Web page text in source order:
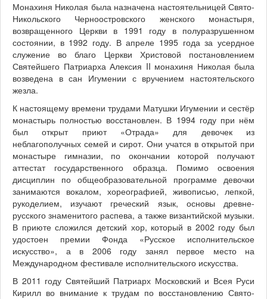
Монахиня Николая была назначена настоятельницей Свято-
Никольского Черноостровского женского монастыря,
возвращенного Церкви в 1991 году в полуразрушенном
состоянии, в 1992 году. В апреле 1995 года за усердное
служение во благо Церкви Христовой постановлением
Святейшего Патриарха Алексия II монахиня Николая была
возведена в сан Игумении с вручением настоятельского
жезла.
К настоящему времени трудами Матушки Игумении и сестёр
монастырь полностью восстановлен. В 1994 году при нём
был открыт приют «Отрада» для девочек из
неблагополучных семей и сирот. Они учатся в открытой при
монастыре гимназии, по окончании которой получают
аттестат государственного образца. Помимо освоения
дисциплин по общеобразовательной программе девочки
занимаются вокалом, хореографией, живописью, лепкой,
рукоделием, изучают греческий язык, основы древне-
русского знаменитого распева, а также византийской музыки.
В приюте сложился детский хор, который в 2002 году был
удостоен премии Фонда «Русское исполнительское
искусство», а в 2006 году занял первое место на
Международном фестивале исполнительского искусства.
В 2011 году Святейший Патриарх Московский и Всея Руси
Кирилл во внимание к трудам по восстановлению Свято-